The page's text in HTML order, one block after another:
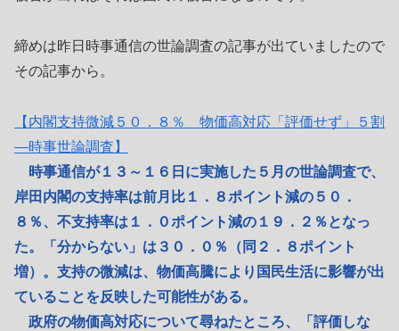
締めは昨日時事通信の世論調査の記事が出ていましたので
その記事から。
【内閣支持微減５０．８％ 物価高対応「評価せず」５割
―時事世論調査】
時事通信が１３～１６日に実施した５月の世論調査で、
岸田内閣の支持率は前月比１．８ポイント減の５０．
８％、不支持率は１．０ポイント減の１９．２％となっ
た。「分からない」は３０．０％（同２．８ポイント
増）。支持の微減は、物価高騰により国民生活に影響が出
ていることを反映した可能性がある。
政府の物価高対応について尋ねたところ、「評価しな